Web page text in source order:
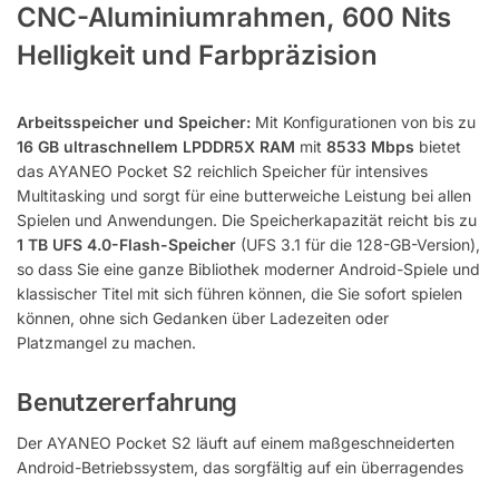
CNC-Aluminiumrahmen, 600 Nits
Helligkeit und Farbpräzision
Arbeitsspeicher und Speicher: Mit Konfigurationen von bis zu
16 GB ultraschnellem LPDDR5X RAM mit 8533 Mbps bietet
das AYANEO Pocket S2 reichlich Speicher für intensives
Multitasking und sorgt für eine butterweiche Leistung bei allen
Spielen und Anwendungen. Die Speicherkapazität reicht bis zu
1 TB UFS 4.0-Flash-Speicher (UFS 3.1 für die 128-GB-Version),
so dass Sie eine ganze Bibliothek moderner Android-Spiele und
klassischer Titel mit sich führen können, die Sie sofort spielen
können, ohne sich Gedanken über Ladezeiten oder
Platzmangel zu machen.
Benutzererfahrung
Der AYANEO Pocket S2 läuft auf einem maßgeschneiderten
Android-Betriebssystem, das sorgfältig auf ein überragendes